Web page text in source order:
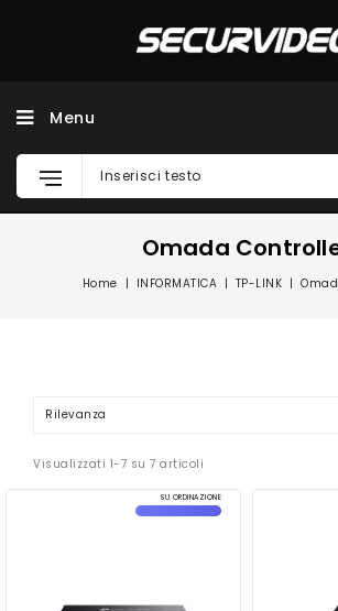
Menu
Omada
Home INFORMATICA TP-LINK
Rilevanza
Visualizzati 1-7 su 7 articoli
SU ORDINAZIONE